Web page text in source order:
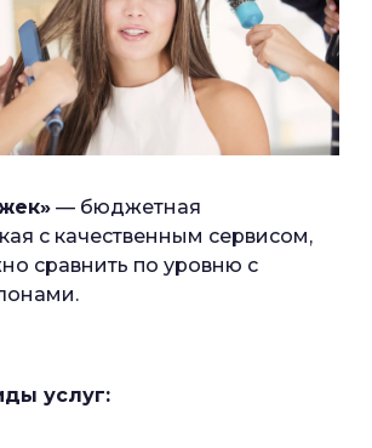
— бюджетная
с качественным сервисом,
сравнить по уровню с
услуг: